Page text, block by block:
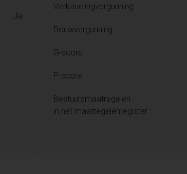
Ja
Verkavelingvergunning
Bouwvergunning
G-score
P-score
Bestuursmaatregelen
in het maatregelenregister